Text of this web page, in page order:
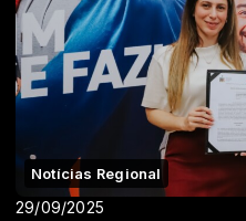
Notícias Regional
29/09/2025